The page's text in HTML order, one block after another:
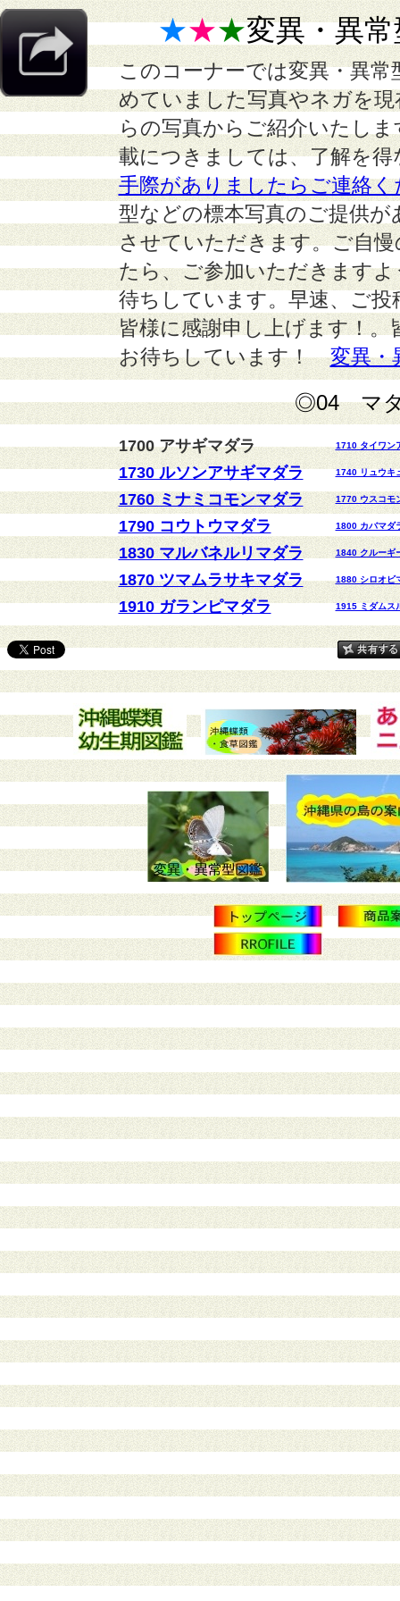
★★★変異・異
このコーナーでは変異・異
めていました写真やネガを
らの写真からご紹介いたし
載につきましては、了解を
手際がありましたらご連絡く
型などの標本写真のご提供
させていただきます。ご自
たら、ご参加いただきます
待ちしています。早速、ご
皆様に感謝申し上げます！
お待ちしています！変異・
◎04 マ
1700アサギマダラ 1710 タイワン
1730 ルソンアサギマダラ 1740 リュウキ
1760 ミナミコモンマダラ 1770 ウスコモ
1790 コウトウマダラ 1800 カバマダ
1830 マルバネルリマダラ 1840 クルーギ
1870 ツマムラサキマダラ 1880 シロオビ
1910 ガランピマダラ 1915 ミダムス